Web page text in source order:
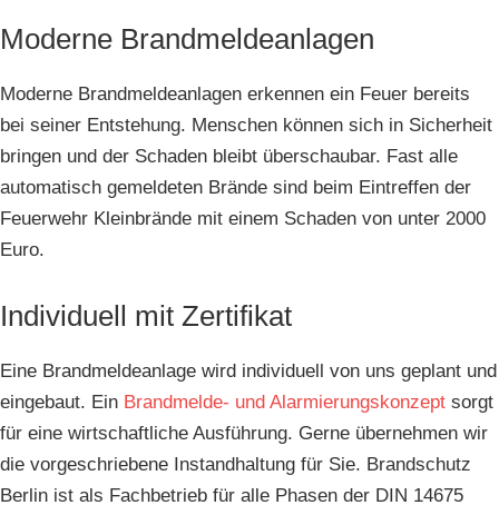
Moderne Brandmeldeanlagen
Moderne Brandmeldeanlagen erkennen ein Feuer bereits
bei seiner Entstehung. Menschen können sich in Sicherheit
bringen und der Schaden bleibt überschaubar. Fast alle
automatisch gemeldeten Brände sind beim Eintreffen der
Feuerwehr Kleinbrände mit einem Schaden von unter 2000
Euro.
Individuell mit Zertifikat
Eine Brandmeldeanlage wird individuell von uns geplant und
eingebaut. Ein Brandmelde- und Alarmierungskonzept sorgt
für eine wirtschaftliche Ausführung. Gerne übernehmen wir
die vorgeschriebene Instandhaltung für Sie. Brandschutz
Berlin ist als Fachbetrieb für alle Phasen der DIN 14675